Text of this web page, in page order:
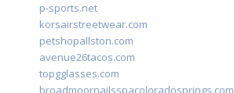
p-sports.net
korsairstreetwear.com
petshopallston.com
avenue26tacos.com
topgglasses.com
broadmoornailsspacoloradosprings.com